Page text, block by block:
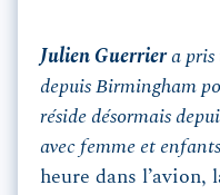
Julien Guerriera pris
depuis Birmingham
réside désormais
avec femme et
heure dans l’avion,